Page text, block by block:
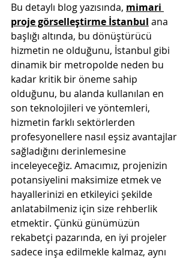
Bu detaylı blog yazısında, mimari
proje görselleştirme İstanbul ana
başlığı altında, bu dönüştürücü
hizmetin ne olduğunu, İstanbul gibi
dinamik bir metropolde neden bu
kadar kritik bir öneme sahip
olduğunu, bu alanda kullanılan en
son teknolojileri ve yöntemleri,
hizmetin farklı sektörlerden
profesyonellere nasıl eşsiz avantajlar
sağladığını derinlemesine
inceleyeceğiz. Amacımız, projenizin
potansiyelini maksimize etmek ve
hayallerinizi en etkileyici şekilde
anlatabilmeniz için size rehberlik
etmektir. Çünkü günümüzün
rekabetçi pazarında, en iyi projeler
sadece inşa edilmekle kalmaz, aynı